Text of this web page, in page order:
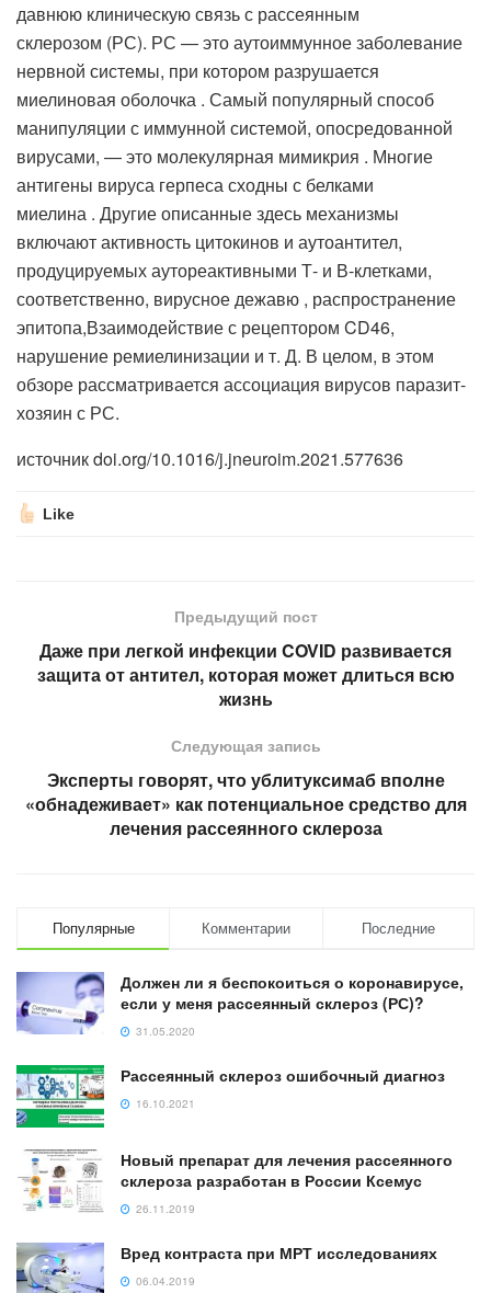
давнюю клиническую связь с рассеянным
склерозом (РС). РС — это аутоиммунное заболевание
нервной системы, при котором разрушается
миелиновая оболочка . Самый популярный способ
манипуляции с иммунной системой, опосредованной
вирусами, — это молекулярная мимикрия . Многие
антигены вируса герпеса сходны с белками
миелина . Другие описанные здесь механизмы
включают активность цитокинов и аутоантител,
продуцируемых аутореактивными Т- и В-клетками,
соответственно, вирусное дежавю , распространение
эпитопа,Взаимодействие с рецептором CD46,
нарушение ремиелинизации и т. Д. В целом, в этом
обзоре рассматривается ассоциация вирусов паразит-
хозяин с РС.
источник doi.org/10.1016/j.jneuroim.2021.577636
Like
Предыдущий пост
Даже при легкой инфекции COVID развивается
защита от антител, которая может длиться всю
жизнь
Следующая запись
Эксперты говорят, что ублитуксимаб вполне
«обнадеживает» как потенциальное средство для
лечения рассеянного склероза
Популярные Комментарии Последние
Должен ли я беспокоиться о коронавирусе,
если у меня рассеянный склероз (РС)?
31.05.2020
Рассеянный склероз ошибочный диагноз
16.10.2021
Новый препарат для лечения рассеянного
склероза разработан в России Ксемус
26.11.2019
Вред контраста при МРТ исследованиях
06.04.2019